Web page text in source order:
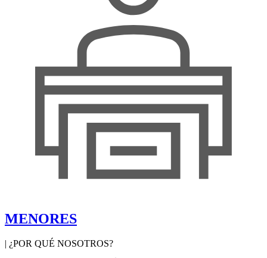
MENORES
| ¿POR QUÉ NOSOTROS?